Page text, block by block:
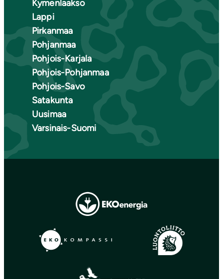
Kymenlaakso
Lappi
Pirkanmaa
Pohjanmaa
Pohjois-Karjala
Pohjois-Pohjanmaa
Pohjois-Savo
Satakunta
Uusimaa
Varsinais-Suomi